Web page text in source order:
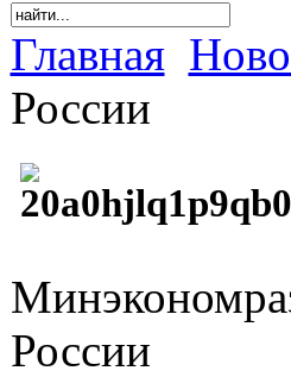
Главная
России
России